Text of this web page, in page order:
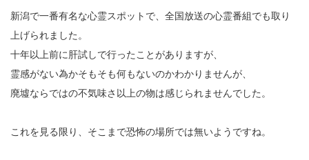
新潟で一番有名な心霊スポットで、全国放送の心霊番組でも取り
上げられました。
十年以上前に肝試しで行ったことがありますが、
霊感がない為かそもそも何もないのかわかりませんが、
廃墟ならではの不気味さ以上の物は感じられませんでした。
これを見る限り、そこまで恐怖の場所では無いようですね。